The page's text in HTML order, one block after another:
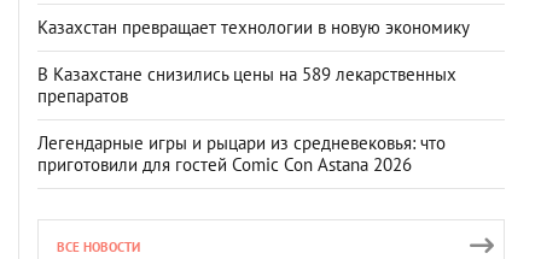
Казахстан превращает технологии в новую экономику
В Казахстане снизились цены на 589 лекарственных
препаратов
Легендарные игры и рыцари из средневековья: что
приготовили для гостей Comic Con Astana 2026
ВСЕ НОВОСТИ